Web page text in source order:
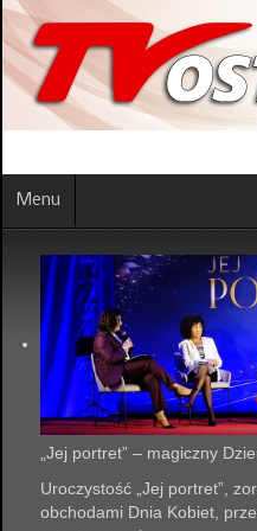
Menu
„Jej portret” – magiczny
Uroczystość „Jej portret”,
obchodami Dnia Kobiet,